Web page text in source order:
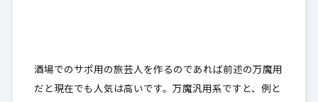
酒場でのサポ用の旅芸人を作るのであれば前述の万魔用
だと現在でも人気は高いです。万魔汎用系ですと、例と